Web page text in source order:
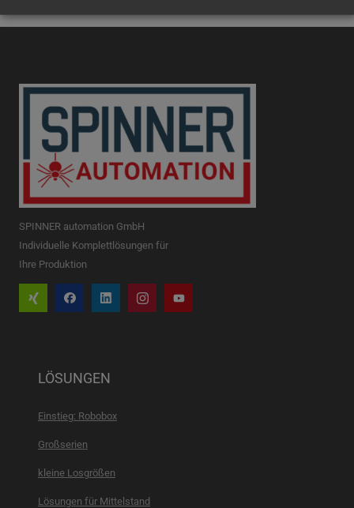
SPINNER automation GmbH
Individuelle Komplettlösungen für
Ihre Produktion
LÖSUNGEN
Einstieg: Robobox
Großserien
kleine Losgrößen
Lösungen für Mittelstand